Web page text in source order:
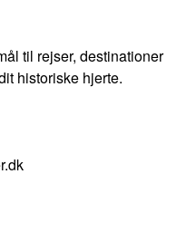
til rejser, destinationer
historiske hjerte.